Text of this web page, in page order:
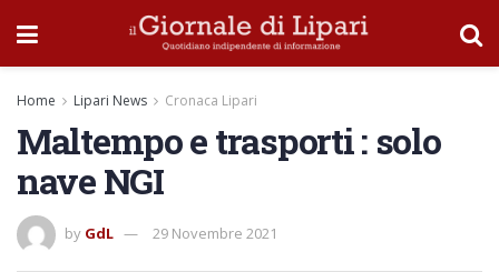
Home Lipari News Cronaca Lipari
Maltempo e trasporti : solo
nave NGI
by GdL 29 Novembre 2021